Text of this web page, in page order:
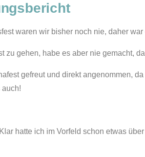
waren wir bisher noch nie, daher
zu gehen, habe es aber nie gemacht,
gefreut und direkt angenommen,
hatte ich im Vorfeld schon etwas